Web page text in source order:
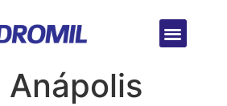
Anápolis